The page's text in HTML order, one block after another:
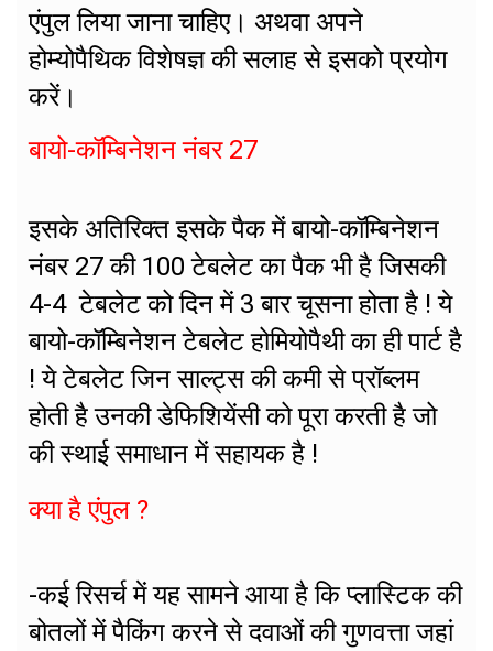
एंपुल लिया जाना चाहिए। अथवा अपने
होम्योपैथिक विशेषज्ञ की सलाह से इसको प्रयोग
करें।
बायो-कॉम्बिनेशन नंबर 27
इसके अतिरिक्त इसके पैक में बायो-कॉम्बिनेशन
नंबर 27 की 100 टेबलेट का पैक भी है जिसकी
4-4 टेबलेट को दिन में 3 बार चूसना होता है ! ये
बायो-कॉम्बिनेशन टेबलेट होमियोपैथी का ही पार्ट है
! ये टेबलेट जिन साल्ट्स की कमी से प्रॉब्लम
होती है उनकी डेफिशियेंसी को पूरा करती है जो
की स्थाई समाधान में सहायक है !
क्या है एंपुल ?
-कई रिसर्च में यह सामने आया है कि प्लास्टिक की
बोतलों में पैकिंग करने से दवाओं की गुणवत्ता जहां